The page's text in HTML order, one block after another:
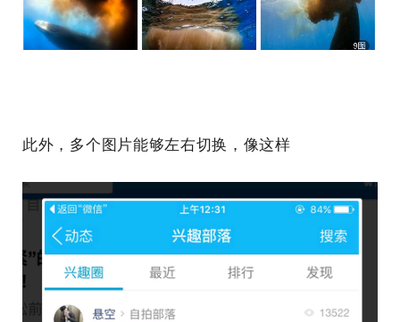
此外，多个图片能够左右切换，像这样